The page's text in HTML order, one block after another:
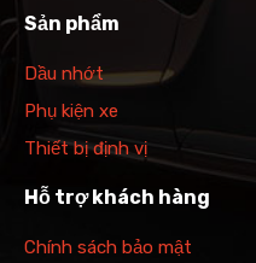
Sản phẩm
Dầu nhớt
Phụ kiện xe
Thiết bị định vị
Hỗ trợ khách hàng
Chính sách bảo mật